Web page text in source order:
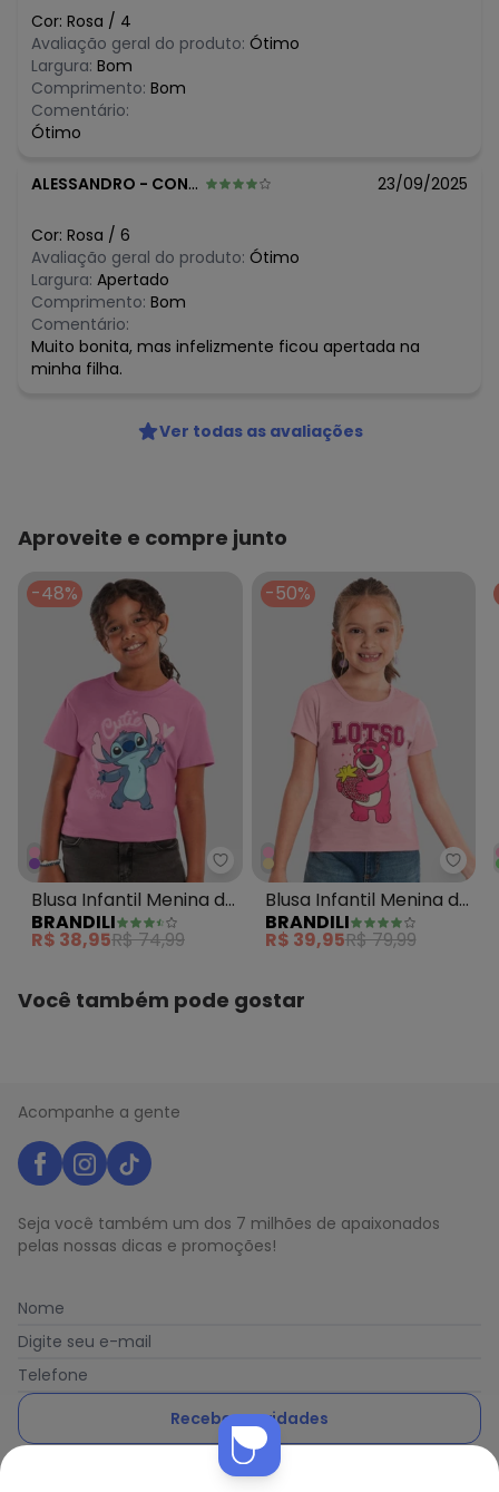
agosto/2026
julho/2026
junho/2026
maio/2026
abril/2026
março/2026
Cor: Rosa / 4
Avaliação geral do produto: Ótimo
Largura: Bom
Comprimento: Bom
Comentário:
Ótimo
ALESSANDRO - CONCEICAO DO RIO VERDE - MG 23/09/2025
Cor: Rosa / 6
Avaliação geral do produto: Ótimo
Largura: Apertado
Comprimento: Bom
Comentário:
Muito bonita, mas infelizmente ficou apertada na
minha filha.
Ver todas as avaliações
Aproveite e compre junto
-48%
Brandili - Blusa Infantil Menina
Blusa Infantil Menina do
Stitch com Glitter Rosa
BRANDILI
R$ 38,95R$ 74,99
-50%
Blusa Infantil Menina do
Lotso com Brilho Rosa
BRANDILI
R$ 39,95R$ 79,99
Você também pode gostar
Acompanhe a gente
Seja você também um dos 7 milhões de apaixonados
pelas nossas dicas e promoções!
Nome
Digite seu e-mail
Telefone
Receber novidades
Ao enviar o cadastro, você concorda com a nossa
Nós utilizamos cookies e tecnologias similares para melhorar sua